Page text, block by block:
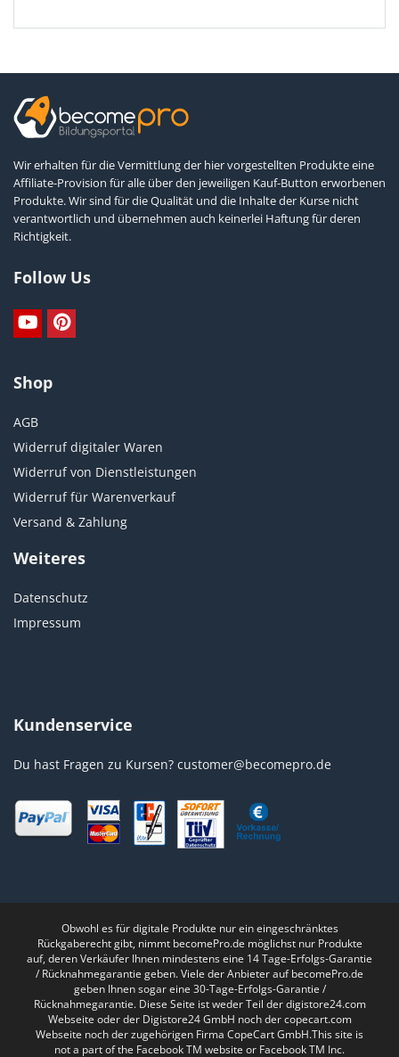
Wir erhalten für die Vermittlung der hier vorgestellten Produkte eine
Affiliate-Provision für alle über den jeweiligen Kauf-Button erworbenen
Produkte. Wir sind für die Qualität und die Inhalte der Kurse nicht
verantwortlich und übernehmen auch keinerlei Haftung für deren
Richtigkeit.
Follow Us
Shop
AGB
Widerruf digitaler Waren
Widerruf von Dienstleistungen
Widerruf für Warenverkauf
Versand & Zahlung
Weiteres
Datenschutz
Impressum
Kundenservice
Du hast Fragen zu Kursen? customer@becomepro.de
Obwohl es für digitale Produkte nur ein eingeschränktes
Rückgaberecht gibt, nimmt becomePro.de möglichst nur Produkte
auf, deren Verkäufer Ihnen mindestens eine 14 Tage-Erfolgs-Garantie
/ Rücknahmegarantie geben. Viele der Anbieter auf becomePro.de
geben Ihnen sogar eine 30-Tage-Erfolgs-Garantie /
Rücknahmegarantie. Diese Seite ist weder Teil der digistore24.com
Webseite oder der Digistore24 GmbH noch der copecart.com
Webseite noch der zugehörigen Firma CopeCart GmbH.This site is
not a part of the Facebook TM website or Facebook TM Inc.